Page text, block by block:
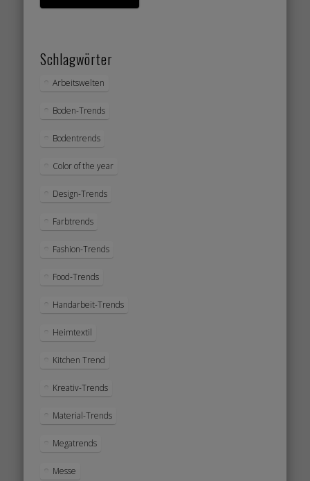
Schlagwörter
Arbeitswelten
Boden-Trends
Bodentrends
Color of the year
Design-Trends
Farbtrends
Fashion-Trends
Food-Trends
Handarbeit-Trends
Heimtextil
Kitchen Trend
Kreativ-Trends
Material-Trends
Megatrends
Messe